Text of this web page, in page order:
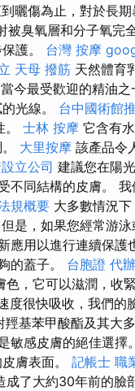
曬傷為止，對於長
臭氧層和分子氧完
護。 台灣 按摩
天母 撥筋 天然體育
今最受歡迎的精油
光線。 台中國術館
士林 按摩 它含有
大里按摩 該產品令
立公司 建議您在陽
不同結構的皮膚。
規概要 大多數情況
但是，如果您經常游
應用以進行連續保護
的蓋子。 台胞證 代辦
，它可以滋潤，收
很快吸收，我們的
基苯甲酸酯及其大
敏感皮膚的絕佳選擇
膚表面。 記帳士 職
了大約30年前的臉